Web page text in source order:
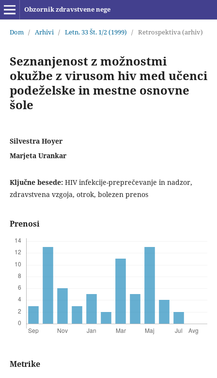
Obzornik zdravstvene nege
Dom / Arhivi / Letn. 33 Št. 1/2 (1999) / Retrospektiva (arhiv)
Seznanjenost z možnostmi
okužbe z virusom hiv med učenci
podeželske in mestne osnovne
šole
Silvestra Hoyer
Marjeta Urankar
Ključne besede: HIV infekcije-preprečevanje in nadzor,
zdravstvena vzgoja, otrok, bolezen prenos
Prenosi
Metrike